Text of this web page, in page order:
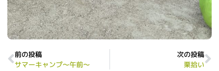
前の投稿
サマーキャンプ～午前～
次の投稿
栗拾い